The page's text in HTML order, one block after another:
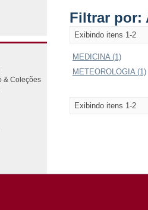
Filtrar por:
Exibindo itens 1-2
MEDICINA (1)
METEOROLOGIA (1)
Exibindo itens 1-2
& Coleções